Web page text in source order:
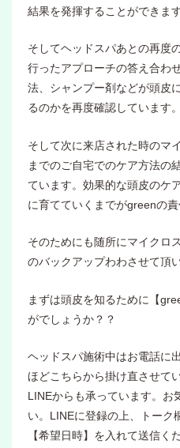
結果を発揮することができます
そしてヘッドスパあとの再度
行ったアプローチの答え合わ
法、シャンプー剤などが頭皮
るのかを再度確認しています。
そして次に来店された時のマ
までのご自宅でのケア方法の
ています。効果的な頭皮のケ
に育てていくまでがgreenの責
そのためにも随所にマイクロ
のバックアップわわさせて頂
まずは頭皮を知るために【
がでしょうか？？
ヘッドスパ施術中はお電話に
ほどこちらから掛け直させて
LINEからも承っています。お
い。LINEに登録の上、トーク
【希望日時】を入れて送信く